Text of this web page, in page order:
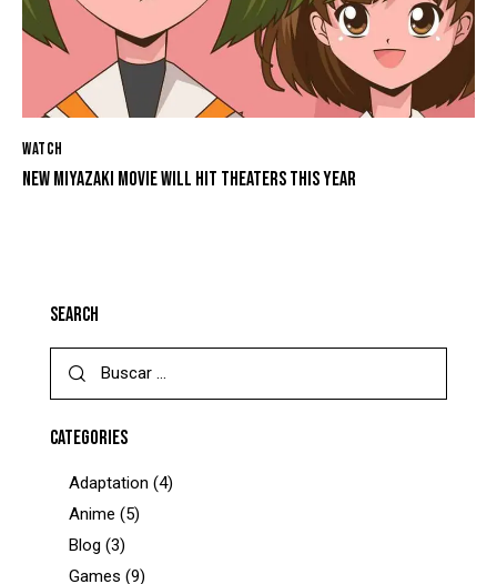
WATCH
NEW MIYAZAKI MOVIE WILL HIT THEATERS THIS YEAR
SEARCH
CATEGORIES
Adaptation (4)
Anime (5)
Blog (3)
Games (9)